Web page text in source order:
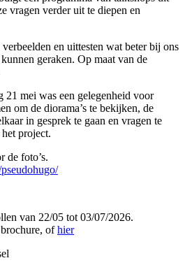
vragen verder uit te diepen en
en uittesten wat beter bij ons
geraken. Op maat van de
21 mei was een gelegenheid voor
om de diorama’s te bekijken, de
in gesprek te gaan en vragen te
project.
de foto’s.
van 22/05 tot 03/07/2026.
ofhier